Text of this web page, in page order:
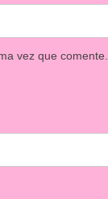
vez que comente.